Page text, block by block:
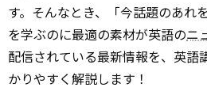
す。そんなとき、「今話題のあれ
を学ぶのに最適の素材が英語のニ
配信されている最新情報を、英語
かりやすく解説します！